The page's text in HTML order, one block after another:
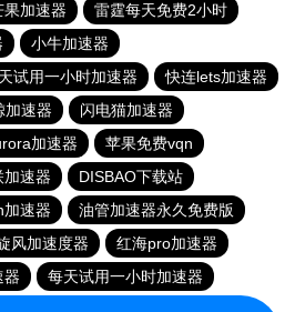
果加速器
雷霆每天免费2小时
小牛加速器
试用一小时加速器
快连lets加速器
加速器
闪电猫加速器
加速器
苹果免费vqn
加速器
DISBAO下载站
速器
油管加速器永久免费版
风加速度器
红海pro加速器
器
每天试用一小时加速器